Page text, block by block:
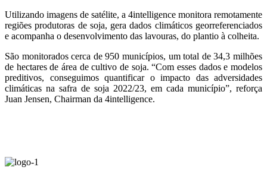
Utilizando imagens de satélite, a 4intelligence monitora remotamente
regiões produtoras de soja, gera dados climáticos georreferenciados
e acompanha o desenvolvimento das lavouras, do plantio à colheita.
São monitorados cerca de 950 municípios, um total de 34,3 milhões
de hectares de área de cultivo de soja. “Com esses dados e modelos
preditivos, conseguimos quantificar o impacto das adversidades
climáticas na safra de soja 2022/23, em cada município”, reforça
Juan Jensen, Chairman da 4intelligence.